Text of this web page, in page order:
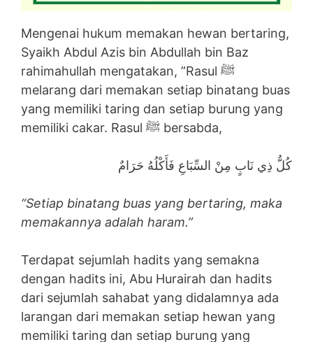
Mengenai hukum memakan hewan bertaring,
Syaikh Abdul Azis bin Abdullah bin Baz
rahimahullah mengatakan, ”Rasul ﷺ
melarang dari memakan setiap binatang buas
yang memiliki taring dan setiap burung yang
memiliki cakar. Rasul ﷺ bersabda,
كُلُّ ذِي نَابٍ مِنْ السِّبَاعِ فَأَكْلُهُ حَرَامٌ
“Setiap binatang buas yang bertaring, maka
memakannya adalah haram.”
Terdapat sejumlah hadits yang semakna
dengan hadits ini, Abu Hurairah dan hadits
dari sejumlah sahabat yang didalamnya ada
larangan dari memakan setiap hewan yang
memiliki taring dan setiap burung yang